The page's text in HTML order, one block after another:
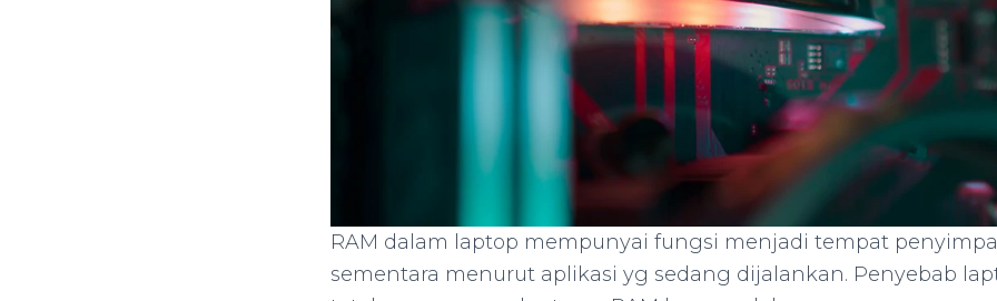
RAM dalam laptop mempunyai fungsi menjadi tempat
sementara menurut aplikasi yg sedang dijalankan. Penyebab